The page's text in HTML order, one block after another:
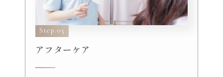
Step.05
アフターケア